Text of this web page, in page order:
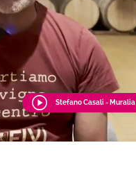
Stefano Casali - Muralia